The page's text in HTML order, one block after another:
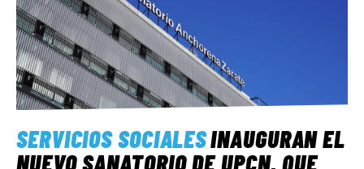
SERVICIOS SOCIALESINAUGURAN EL
NUEVO SANATORIO DE UPCN, QUE